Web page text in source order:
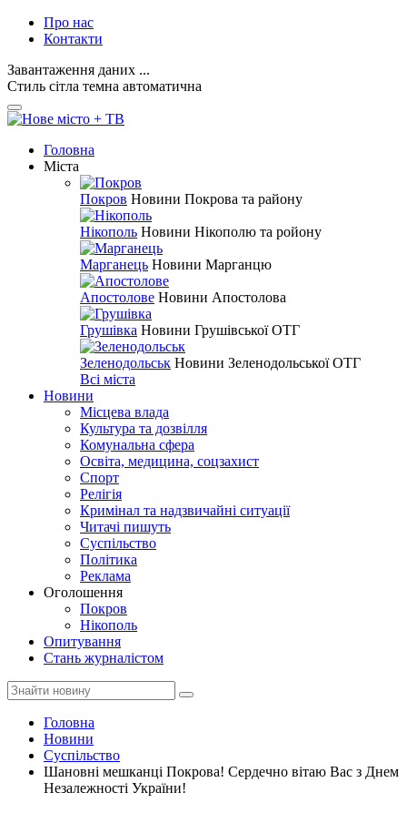
Про нас
Контакти
Завантаження даних ...
Стиль сітла темна автоматична
Головна
Міста
Покров Новини Покрова та району
Нікополь Новини Нікополю та ройону
Марганець Новини Марганцю
Апостолове Новини Апостолова
Грушівка Новини Грушівської ОТГ
Зеленодольськ Новини Зеленодольської ОТГ
Всі міста
Новини
Місцева влада
Культура та дозвілля
Комунальна сфера
Освіта, медицина, соцзахист
Спорт
Релігія
Кримінал та надзвичайні ситуації
Читачі пишуть
Суспільство
Політика
Реклама
Оголошення
Покров
Нікополь
Опитування
Стань журналістом
Головна
Новини
Суспільство
Шановні мешканці Покрова! Сердечно вітаю Вас з Днем
Незалежності України!